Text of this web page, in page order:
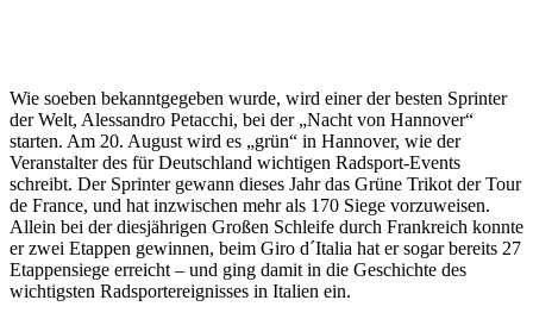
Wie soeben bekanntgegeben wurde, wird einer der besten Sprinter
der Welt, Alessandro Petacchi, bei der „Nacht von Hannover“
starten. Am 20. August wird es „grün“ in Hannover, wie der
Veranstalter des für Deutschland wichtigen Radsport-Events
schreibt. Der Sprinter gewann dieses Jahr das Grüne Trikot der Tour
de France, und hat inzwischen mehr als 170 Siege vorzuweisen.
Allein bei der diesjährigen Großen Schleife durch Frankreich konnte
er zwei Etappen gewinnen, beim Giro d´Italia hat er sogar bereits 27
Etappensiege erreicht – und ging damit in die Geschichte des
wichtigsten Radsportereignisses in Italien ein.